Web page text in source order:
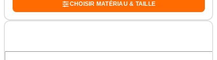
CHOISIR MATÉRIAU & TAILLE